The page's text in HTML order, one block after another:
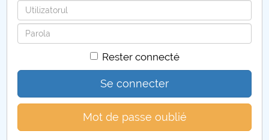
Identifiant
Mot
de
Rester connecté
Se connecter
Mot de passe oublié